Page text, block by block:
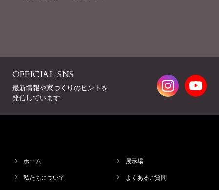
OFFICIAL SNS
最新情報や家づくりのヒントを
発信しています
ホーム 展示場
私たちについて よくあるご質問